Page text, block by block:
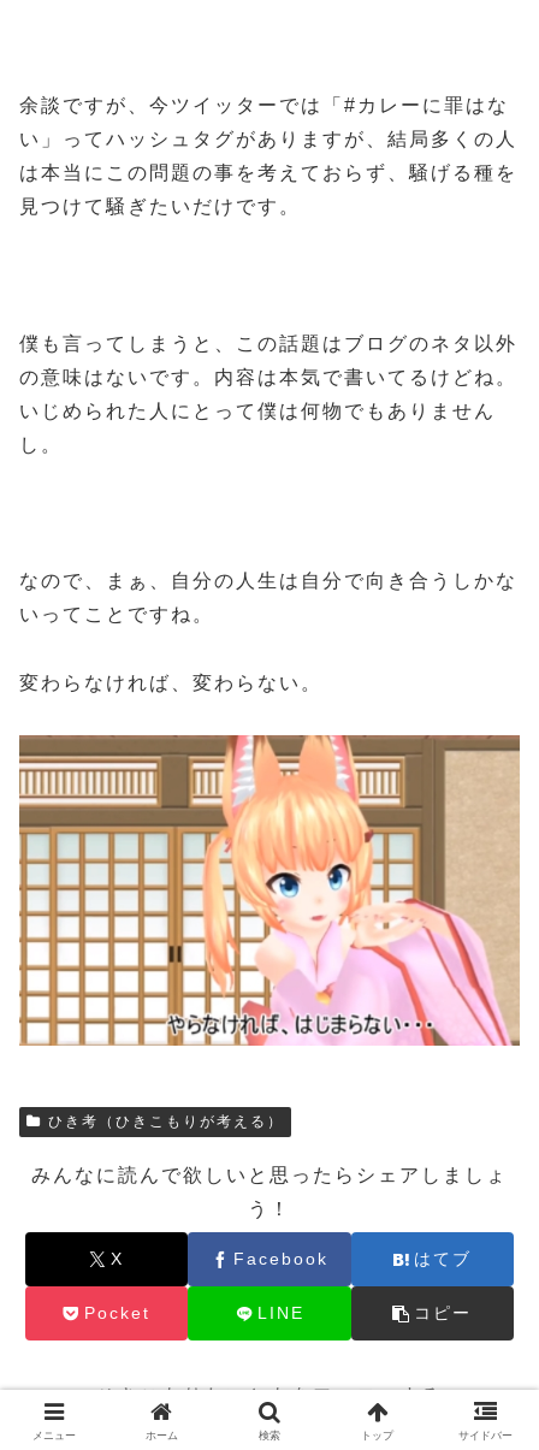
余談ですが、今ツイッターでは「#カレーに罪はな
い」ってハッシュタグがありますが、結局多くの人
は本当にこの問題の事を考えておらず、騒げる種を
見つけて騒ぎたいだけです。
僕も言ってしまうと、この話題はブログのネタ以外
の意味はないです。内容は本気で書いてるけどね。
いじめられた人にとって僕は何物でもありません
し。
なので、まぁ、自分の人生は自分で向き合うしかな
いってことですね。
変わらなければ、変わらない。
ひき考（ひきこもりが考える）
みんなに読んで欲しいと思ったらシェアしましょ
う！
X Facebook はてブ
Pocket LINE コピー
ひきこもりたいともをフォローする
メニュー ホーム 検索 トップ サイドバー